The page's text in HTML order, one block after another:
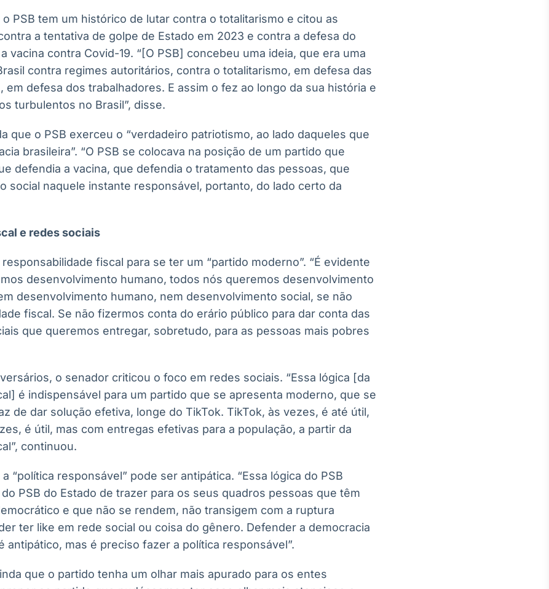
PSB tem um histórico de lutar contra o totalitarismo e citou as
a tentativa de golpe de Estado em 2023 e contra a defesa do
vacina contra Covid-19. “[O PSB] concebeu uma ideia, que era uma
contra regimes autoritários, contra o totalitarismo, em defesa das
em defesa dos trabalhadores. E assim o fez ao longo da sua história e
turbulentos no Brasil”, disse.
que o PSB exerceu o “verdadeiro patriotismo, ao lado daqueles que
brasileira”. “O PSB se colocava na posição de um partido que
defendia a vacina, que defendia o tratamento das pessoas, que
social naquele instante responsável, portanto, do lado certo da
e redes sociais
fiscal para se ter um “partido moderno”. “É evidente
desenvolvimento humano, todos nós queremos desenvolvimento
desenvolvimento humano, nem desenvolvimento social, se não
fiscal. Se não fizermos conta do erário público para dar conta das
que queremos entregar, sobretudo, para as pessoas mais pobres
o senador criticou o foco em redes sociais. “Essa lógica [da
é indispensável para um partido que se apresenta moderno, que se
de dar solução efetiva, longe do TikTok. TikTok, às vezes, é até útil,
é útil, mas com entregas efetivas para a população, a partir da
continuou.
“política responsável” pode ser antipática. “Essa lógica do PSB
PSB do Estado de trazer para os seus quadros pessoas que têm
e que não se rendem, não transigem com a ruptura
ter like em rede social ou coisa do gênero. Defender a democracia
antipático, mas é preciso fazer a política responsável”.
que o partido tenha um olhar mais apurado para os entes